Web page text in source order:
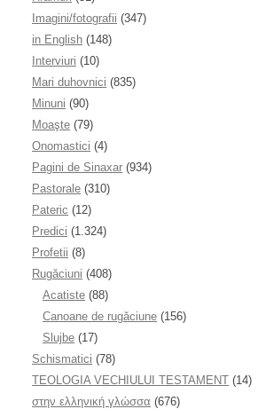
Imagini/fotografii (347)
in English (148)
Interviuri (10)
Mari duhovnici (835)
Minuni (90)
Moaşte (79)
Onomastici (4)
Pagini de Sinaxar (934)
Pastorale (310)
Pateric (12)
Predici (1.324)
Profetii (8)
Rugăciuni (408)
Acatiste (88)
Canoane de rugăciune (156)
Slujbe (17)
Schismatici (78)
TEOLOGIA VECHIULUI TESTAMENT (14)
στην ελληνική γλώσσα (676)